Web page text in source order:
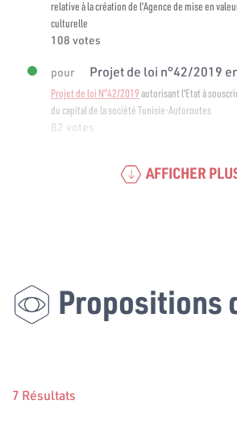
relative à la création de l’Agence de mise en
culturelle
108 votes
pour Projet de loi n°42/2019
Projet de loi N°42/2019autorisant l'Etat à
du capital de la société Tunisie-Autoroutes
82 votes
AFFICHER
Propositions
7 Résultats